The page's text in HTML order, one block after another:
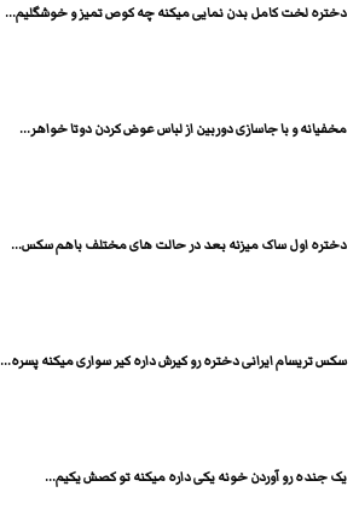
دختره لخت کامل بدن نمایی میکنه چه کوص تمیز و خوشگلیم...
مخفیانه و با جاسازی دوربین از لباس عوض کردن دوتا خواهر...
دختره اول ساک میزنه بعد در حالت های مختلف باهم سکس...
سکس تریسام ایرانی دختره رو کیرش داره کیر سواری میکنه پسره...
یک جنده رو آوردن خونه یکی داره میکنه تو کصش یکیم...